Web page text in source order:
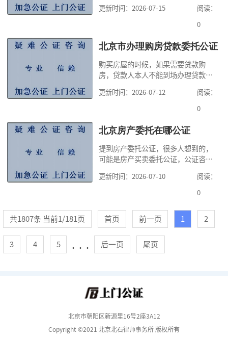
法性。通过公证处的公证，可以提高
借款合同的法律效力，符合法定情形
效力。为了方便大家快速办理房产贷
过本文告诉大家北京办理房产公证费
用,北京办理房
更新时间：2026-07-15
阅读：
0
北京市办理购房贷款委托公证
购买房屋的时候，如果需要贷款购
房，贷款人本人不能到场办理贷款事
公证处根据申请人的申请，依法证明
委托行为的真实性、合法性，经过公
于及时办完购房贷款。公证咨询从法
下知识点，北京委托公证收费标准,北
京委托公证需要
更新时间：2026-07-12
阅读：
0
北京房产委托在哪公证
提到房产委托公证，很多人想到的，
可能是房产买卖委托公证，公证咨询
有房产出租委托公证、房产抵押委托
公证。无论何种委托公证，都需要前
公证，需要严格执行当地政策规定，
比如受托人不得代收售房款、不得全
权委托、委托期限不得超过六个月，
六十周岁以上
更新时间：2026-07-10
阅读：
0
共1807条 当前1/181页 首页 前一页 1 2
3 4 5 ··· 后一页 尾页
北京市朝阳区新源里16号2座3A12
Copyright ©2021 北京北石律师事务所 版权所有